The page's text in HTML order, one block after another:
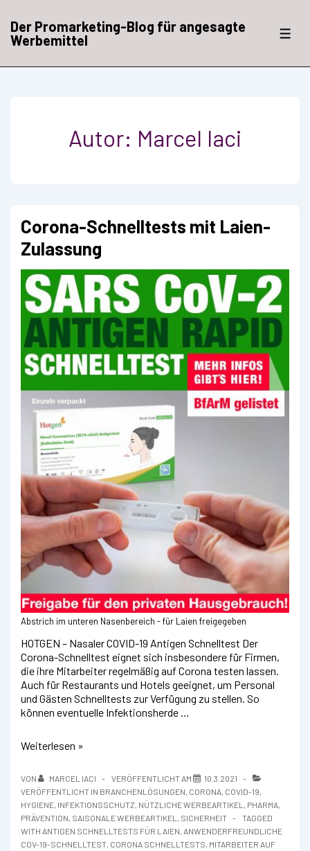
Zum
InhaltDer Promarketing-Blog für angesagte
Werbemittel
Autor: Marcel Iaci
Corona-Schnelltests mit Laien-
Zulassung
Abstrich im unteren Nasenbereich - für Laien freigegeben
HOTGEN – Nasaler COVID-19 Antigen Schnelltest Der
Corona-Schnelltest eignet sich insbesondere für Firmen,
die ihre Mitarbeiter regelmäßig auf Corona testen lassen.
Auch für Restaurants und Hotels geeignet, um Personal
und Gästen Schnelltests zur Verfügung zu stellen. So
können eventuelle Infektionsherde …
Corona-
Laien-
Zulassung
Weiterlesen »
VON MARCEL IACI VERÖFFENTLICHT AM
10.3.2021
VERÖFFENTLICHT IN BRANCHENLÖSUNGEN CORONA COVID-19
HYGIENE INFEKTIONSSCHUTZ NÜTZLICHE WERBEARTIKEL PHARMA
PRÄVENTION SAISONALE WERBEARTIKEL SICHERHEIT
TAGGED
WITH ANTIGEN SCHNELLTESTS FÜR LAIEN ANWENDERFREUNDLICHE
COV-19-SCHNELLTEST CORONA SCHNELLTESTS MITARBEITER AUF